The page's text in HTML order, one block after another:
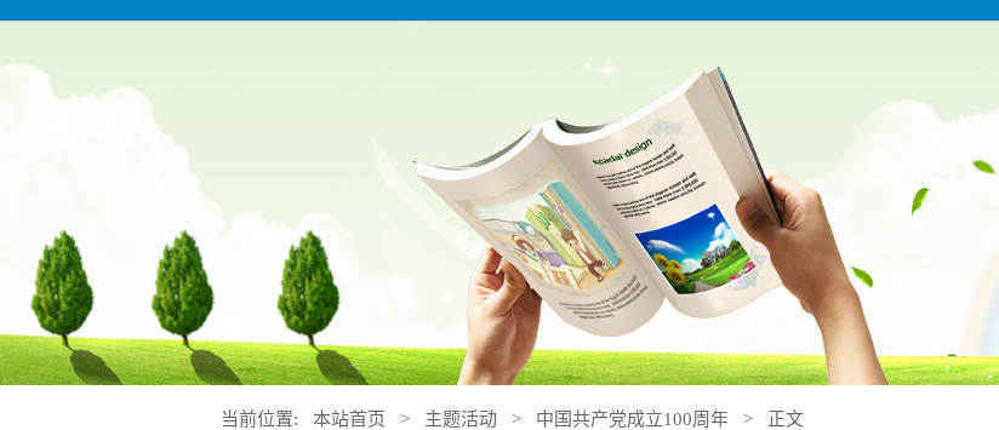
当前位置: 本站首页 > 主题活动 > 中国共产党成立100周年 > 正文